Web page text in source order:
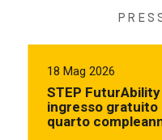
18 Mag 2026
STEP
ingresso
quarto